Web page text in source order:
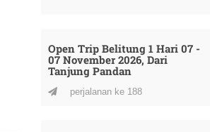
Open Trip Belitung 1 Hari 07 -
07 November 2026, Dari
Tanjung Pandan
perjalanan ke 188